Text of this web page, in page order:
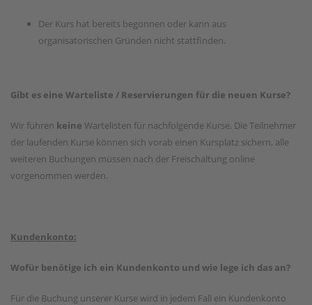
Der Kurs hat bereits begonnen oder kann aus
organisatorischen Gründen nicht stattfinden.
Gibt es eine Warteliste / Reservierungen für die neuen Kurse?
Wir führen keine Wartelisten für nachfolgende Kurse. Die Teilnehmer
der laufenden Kurse können sich vorab einen Kursplatz sichern, alle
weiteren Buchungen müssen nach der Freischaltung online
vorgenommen werden.
Kundenkonto:
Wofür benötige ich ein Kundenkonto und wie lege ich das an?
Für die Buchung unserer Kurse wird in jedem Fall ein Kundenkonto